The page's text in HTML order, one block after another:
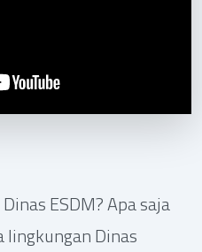
ESDM? Apa saja
lingkungan Dinas